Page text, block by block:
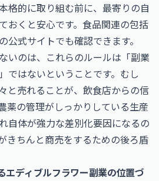
格的に取り組む前に、最寄りの自
おくと安心です。食品関連の包括
の公式サイトでも確認できます。
いのは、これらのルールは「副業
ではないということです。むし
と売れることが、飲食店からの信
薬の管理がしっかりしている生産
自体が強力な差別化要因になるの
きちんと商売をするための後ろ盾
エディブルフラワー副業の位置づ